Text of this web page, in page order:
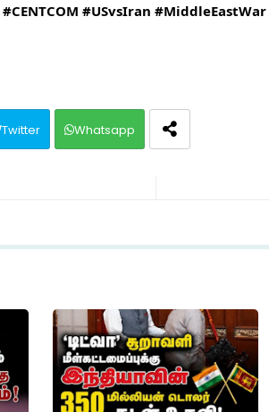
#CENTCOM #USvsIran #MiddleEastWar
Twitter Whatsapp